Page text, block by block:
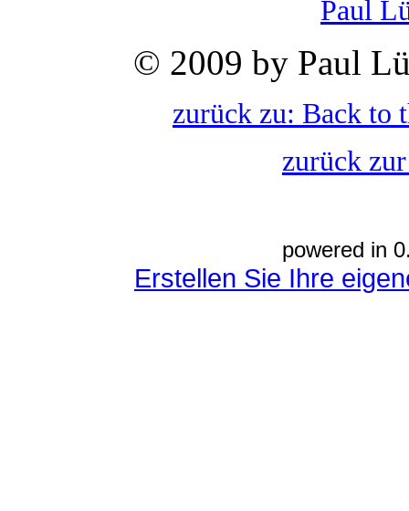
Paul
© 2009 by Paul
zurück zu: Back to
zurück
powered in
Erstellen Sie Ihre